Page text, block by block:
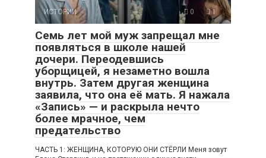
ИСТОРИИ 0 1
Семь лет мой муж запрещал мне
появляться в школе нашей
дочери. Переодевшись
уборщицей, я незаметно вошла
внутрь. Затем другая женщина
заявила, что она её мать. Я нажала
«Запись» — и раскрыла нечто
более мрачное, чем
предательство
ЧАСТЬ 1: ЖЕНЩИНА, КОТОРУЮ ОНИ СТЁРЛИ Меня зовут